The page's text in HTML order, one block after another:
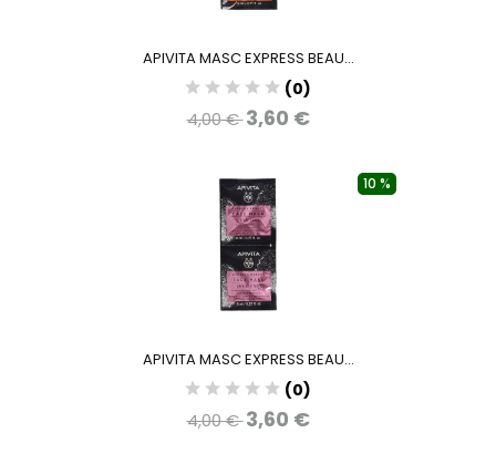
APIVITA MASC EXPRESS BEAU...
(0)
4,00 €3,60 €
10 %
APIVITA MASC EXPRESS BEAU...
(0)
4,00 €3,60 €